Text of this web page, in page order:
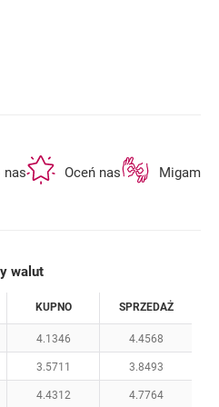
karcie
nasotwiera się w nowej karcie
Oceń nasotwiera się w
Migam
walut
walut. Data aktualizacji:
KUPNO SPRZEDAŻ
4.1346 4.4568
3.5711 3.8493
4.4312 4.7764